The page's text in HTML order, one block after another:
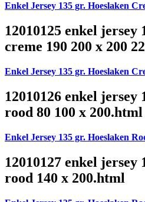
Enkel Jersey 135 gr. Hoeslaken
12010125 enkel jersey
creme 190 200 x 200
Enkel Jersey 135 gr. Hoeslaken
12010126 enkel jersey
rood 80 100 x 200.html
Enkel Jersey 135 gr. Hoeslaken
12010127 enkel jersey
rood 140 x 200.html